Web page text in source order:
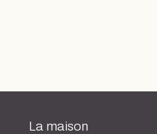
La maison